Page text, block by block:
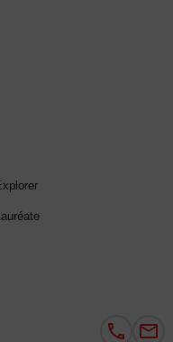
sélectionné par le
France et en Europe de
réelle